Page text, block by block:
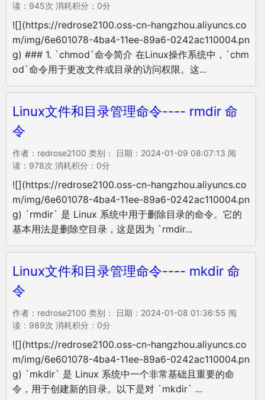
读：945次 消耗积分：0分
![](https://redrose2100.oss-cn-hangzhou.aliyuncs.co
m/img/6e601078-4ba4-11ee-89a6-0242ac110004.pn
g) ### 1. `chmod`命令简介 在Linux操作系统中，`chm
od`命令用于更改文件或目录的访问权限。这...
Linux文件和目录管理命令---- rmdir 命
令
作者：redrose2100 类别： 日期：2024-01-09 08:07:13 阅
读：978次 消耗积分：0分
![](https://redrose2100.oss-cn-hangzhou.aliyuncs.co
m/img/6e601078-4ba4-11ee-89a6-0242ac110004.pn
g) `rmdir` 是 Linux 系统中用于删除目录的命令。它的
基本用法是删除空目录，这是因为 `rmdir...
Linux文件和目录管理命令---- mkdir 命
令
作者：redrose2100 类别： 日期：2024-01-08 01:36:55 阅
读：989次 消耗积分：0分
![](https://redrose2100.oss-cn-hangzhou.aliyuncs.co
m/img/6e601078-4ba4-11ee-89a6-0242ac110004.pn
g) `mkdir` 是 Linux 系统中一个非常基础且重要的命
令，用于创建新的目录。以下是对 `mkdir` ...